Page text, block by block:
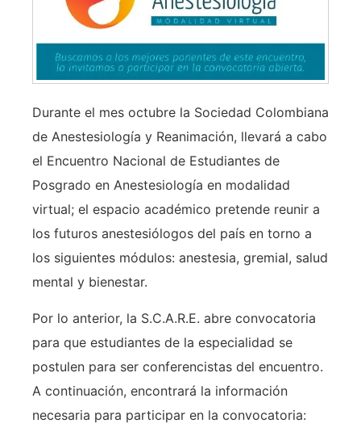
Durante el mes octubre la Sociedad Colombiana
de Anestesiología y Reanimación, llevará a cabo
el Encuentro Nacional de Estudiantes de
Posgrado en Anestesiología en modalidad
virtual; el espacio académico pretende reunir a
los futuros anestesiólogos del país en torno a
los siguientes módulos: anestesia, gremial, salud
mental y bienestar.
Por lo anterior, la S.C.A.R.E. abre convocatoria
para que estudiantes de la especialidad se
postulen para ser conferencistas del encuentro.
A continuación, encontrará la información
necesaria para participar en la convocatoria: